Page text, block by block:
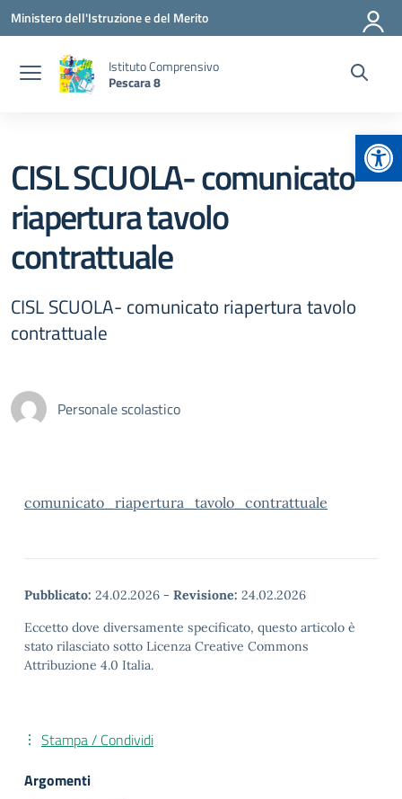
Vai ai contenuti
Vai al menu di navigazione
Vai al footer
Ministero dell'Istruzione e del Merito
Istituto Comprensivo
Pescara 8
CISL SCUOLA- comunicato
riapertura tavolo
contrattuale
CISL SCUOLA- comunicato riapertura tavolo
contrattuale
Personale scolastico
comunicato_riapertura_tavolo_contrattuale
Pubblicato: 24.02.2026 - Revisione: 24.02.2026
Eccetto dove diversamente specificato, questo articolo è
stato rilasciato sotto Licenza Creative Commons
Attribuzione 4.0 Italia.
Stampa / Condividi
Argomenti